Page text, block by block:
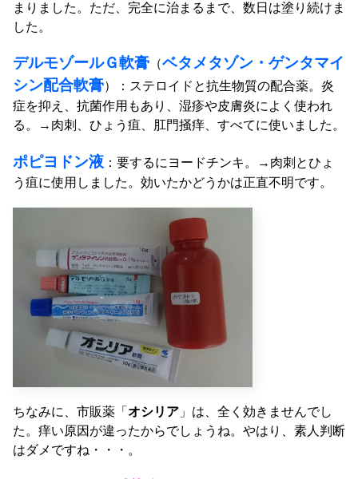
まりました。ただ、完全に治まるまで、数日は塗り続けま
した。
デルモゾールＧ軟膏 （ベタメタゾン・ゲンタマイ
シン配合軟膏）：ステロイドと抗生物質の配合薬。炎
症を抑え、抗菌作用もあり、湿疹や皮膚炎によく使われ
る。→肉刺、ひょう疽、肛門掻痒、すべてに使いました。
ポピヨドン液 ：要するにヨードチンキ。→肉刺とひょ
う疽に使用しました。効いたかどうかは正直不明です。
ちなみに、市販薬「 オシリア 」は、全く効きませんでし
た。痒い原因が違ったからでしょうね。やはり、素人判断
はダメですね・・・。